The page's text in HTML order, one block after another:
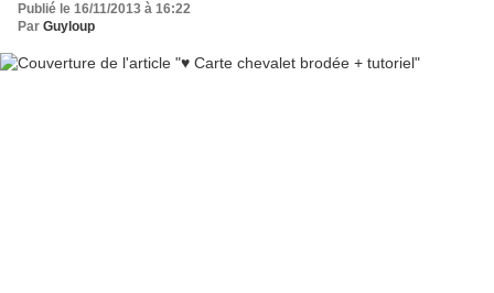
Publié le 16/11/2013 à 16:22
Par Guyloup